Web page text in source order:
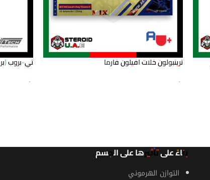
ترينبولون خلات افيلون فارما تي-بروب
بناءً على تأثيرها على الجسم
التوازن الهرموني